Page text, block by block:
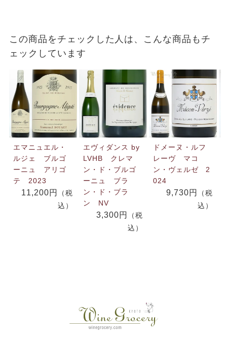
この商品をチェックした人は、こんな商品もチ
ェックしています
エマニュエル・
ルジェ ブルゴ
ーニュ アリゴ
テ 2023
11,200円
（税
込）
エヴィダンス by
LVHB クレマ
ン・ド・ブルゴ
ーニュ ブラ
ン・ド・ブラ
ン NV
3,300円
（税
込）
ドメーヌ・ルフ
レーヴ マコ
ン・ヴェルゼ 2
024
9,730円
（税
込）